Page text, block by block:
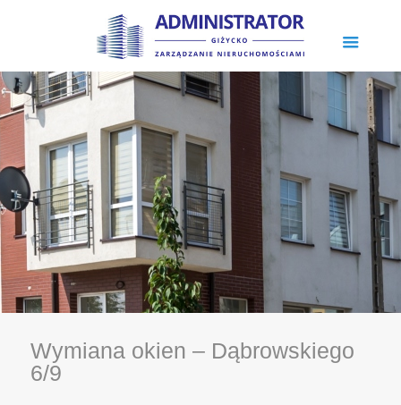
Wymiana okien – Dąbrowskiego
6/9